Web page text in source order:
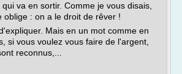
va en sortir. Comme je vous disais,
oblige : on a le droit de rêver !
Mais en un mot comme en
si vous voulez vous faire de l'argent,
reconnus,...